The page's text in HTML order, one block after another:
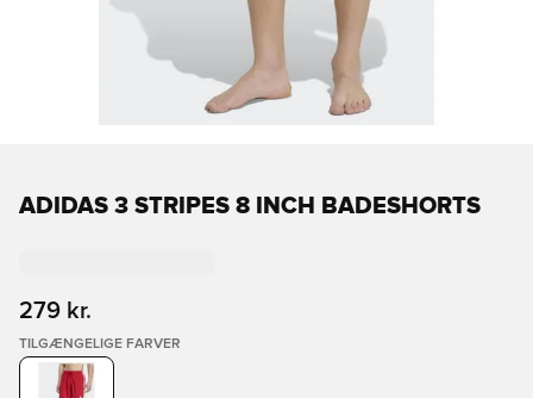
ADIDAS 3 STRIPES 8 INCH BADESHORTS
279 kr.
TILGÆNGELIGE FARVER